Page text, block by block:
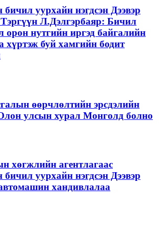
уурхайн нэгдсэн Дээвэр
Л.Дэлгэрбаяр: Бичил
орон нутгийн иргэд байгалийн
хүртэж буй хамгийн бодит
өөрчлөлтийн эрсдэлийн
улсын хурал Монголд болно
хөгжлийн агентлагаас
уурхайн нэгдсэн Дээвэр
хандивлалаа